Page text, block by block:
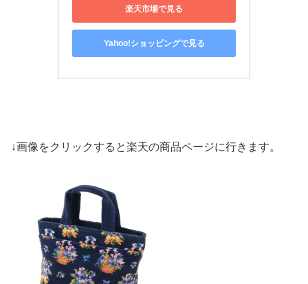
楽天市場で見る
Yahoo!ショッピングで見る
↓画像をクリックすると楽天の商品ページに行きます。